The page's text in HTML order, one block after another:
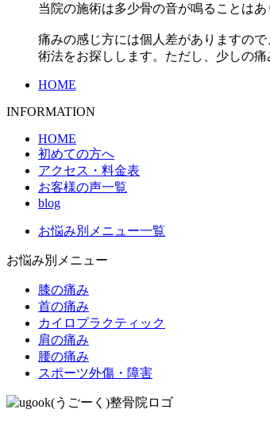
当院の施術は多少骨の音が鳴ることは
痛みの感じ方には個人差がありますの
術法をお探しします。ただし、少しの
HOME
INFORMATION
HOME
初めての方へ
アクセス・料金表
お客様の声一覧
blog
お悩み別メニュー一覧
お悩み別メニュー
膝の痛み
首の痛み
カイロプラクティック
肩の痛み
腰の痛み
スポーツ外傷・障害